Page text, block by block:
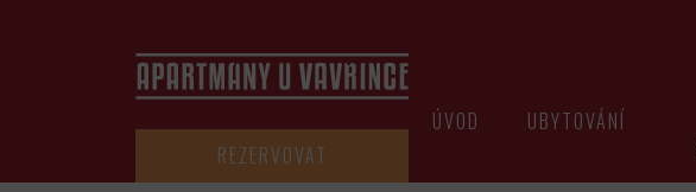
APARTMÁNY U VAVŘINCE
REZERVOVAT
ÚVOD UBYTOVÁNÍ